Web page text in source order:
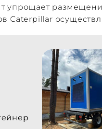
упрощает
Caterpillar